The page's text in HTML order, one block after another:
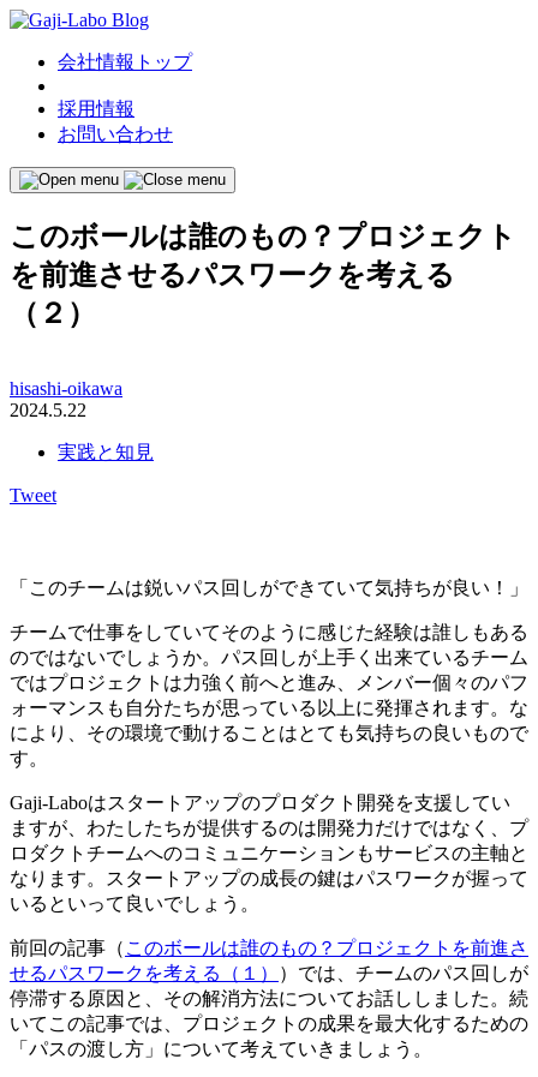
会社情報トップ
採用情報
お問い合わせ
このボールは誰のもの？プロジェクト
を前進させるパスワークを考える
（２）
hisashi-oikawa
2024.5.22
実践と知見
Tweet
「このチームは鋭いパス回しができていて気持ちが良い！」
チームで仕事をしていてそのように感じた経験は誰しもある
のではないでしょうか。パス回しが上手く出来ているチーム
ではプロジェクトは力強く前へと進み、メンバー個々のパフ
ォーマンスも自分たちが思っている以上に発揮されます。な
により、その環境で動けることはとても気持ちの良いもので
す。
Gaji-Laboはスタートアップのプロダクト開発を支援してい
ますが、わたしたちが提供するのは開発力だけではなく、プ
ロダクトチームへのコミュニケーションもサービスの主軸と
なります。スタートアップの成長の鍵はパスワークが握って
いるといって良いでしょう。
前回の記事（ このボールは誰のもの？プロジェクトを前進さ
せるパスワークを考える（１）
）では、チームのパス回しが
停滞する原因と、その解消方法についてお話ししました。続
いてこの記事では、プロジェクトの成果を最大化するための
「パスの渡し方」について考えていきましょう。